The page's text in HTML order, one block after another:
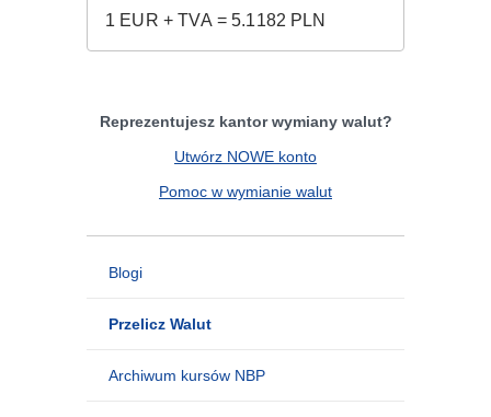
Reprezentujesz kantor wymiany walut?
Utwórz NOWE konto
Pomoc w wymianie walut
Blogi
Przelicz Walut
Archiwum kursów NBP